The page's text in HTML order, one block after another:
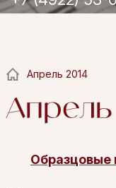
Апрель 2014
Образцовые